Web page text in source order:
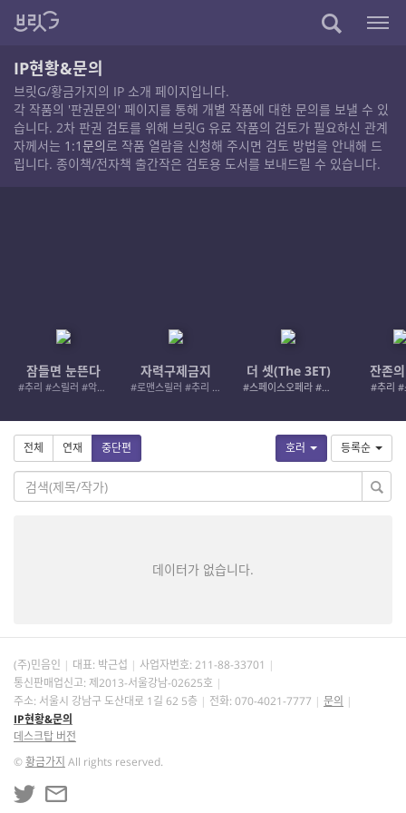
IP현황&문의
브릿G/황금가지의 IP 소개 페이지입니다.
각 작품의 '판권문의' 페이지를 통해 개별 작품에 대한 문의를 보낼 수 있
습니다. 2차 판권 검토를 위해 브릿G 유료 작품의 검토가 필요하신 관계
자께서는 1:1문의로 작품 열람을 신청해 주시면 검토 방법을 안내해 드
립니다. 종이책/전자책 출간작은 검토용 도서를 보내드릴 수 있습니다.
잠들면 눈뜬다
#추리 #스릴러 #악인 #로드레이지
자력구제금지
#로맨스릴러 #추리 #여성서사 #사적제재
더 셋(The 3ET)
#스페이스오페라 #우주활극
잔존
#추리 #
호러 등록순
전체 연재 중단편
데이터가 없습니다.
(주)민음인 대표: 박근섭 사업자번호: 211-88-33701
통신판매업신고: 제2013-서울강남-02625호
주소: 서울시 강남구 도산대로 1길 62 5층
전화: 070-4021-7777
문의
IP현황&문의
데스크탑 버전
©황금가지 All rights reserved.